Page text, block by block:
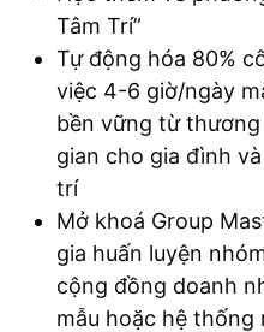
Tâm Trí”
Tự động hóa 80%
việc 4-6 giờ/ngày
bền vững từ
gian cho gia đình
trí
Mở khoá Group
gia huấn luyện
cộng đồng doanh
mẫu hoặc hệ thống